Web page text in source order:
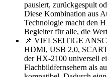
pausiert, zurückgespult
Diese Kombination aus
Technologie macht den
Begleiter für alle, die
📌 VIELSEITIGE
HDMI, USB 2.0,
der HX-2100 universell
Flachbildfernsehern als